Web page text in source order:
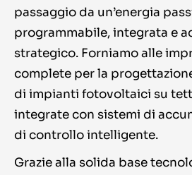
passaggio da un’energia
programmabile, integrata e
strategico. Forniamo alle
complete per la
di impianti fotovoltaici su
integrate con sistemi di
di controllo intelligente.
Grazie alla solida base